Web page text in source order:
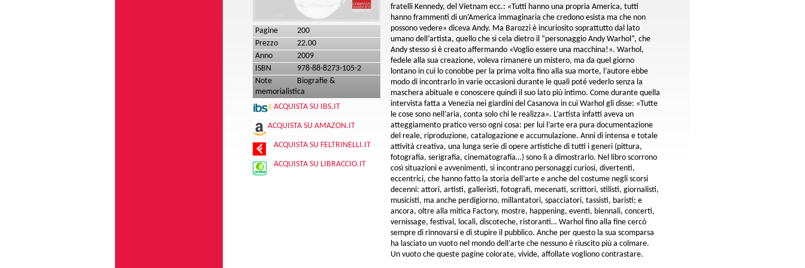
Pagine
200
Prezzo
22.00
Anno
2009
ISBN
978-88-8273-105-2
Note
Biografie &
memorialistica
ACQUISTA SU IBS.IT
ACQUISTA SU AMAZON.IT
ACQUISTA SU FELTRINELLI.IT
ACQUISTA SU LIBRACCIO.IT
fratelli Kennedy, del Vietnam ecc.: «Tutti hanno una propria America, tutti
hanno frammenti di un’America immaginaria che credono esista ma che non
possono vedere» diceva Andy. Ma Barozzi è incuriosito soprattutto dal lato
umano dell’artista, quello che si cela dietro il “personaggio Andy Warhol”, che
Andy stesso si è creato affermando «Voglio essere una macchina!». Warhol,
fedele alla sua creazione, voleva rimanere un mistero, ma da quel giorno
lontano in cui lo conobbe per la prima volta fino alla sua morte, l’autore ebbe
modo di incontrarlo in varie occasioni durante le quali poté vederlo senza la
maschera abituale e conoscere quindi il suo lato più intimo. Come durante quella
intervista fatta a Venezia nei giardini del Casanova in cui Warhol gli disse: «Tutte
le cose sono nell’aria, conta solo chi le realizza». L’artista infatti aveva un
atteggiamento pratico verso ogni cosa: per lui l’arte era pura documentazione
del reale, riproduzione, catalogazione e accumulazione. Anni di intensa e totale
attività creativa, una lunga serie di opere artistiche di tutti i generi (pittura,
fotografia, serigrafia, cinematografia…) sono lì a dimostrarlo. Nel libro scorrono
così situazioni e avvenimenti, si incontrano personaggi curiosi, divertenti,
eccentrici, che hanno fatto la storia dell’arte e anche del costume negli scorsi
decenni: attori, artisti, galleristi, fotografi, mecenati, scrittori, stilisti, giornalisti,
musicisti, ma anche perdigiorno, millantatori, spacciatori, tassisti, baristi; e
ancora, oltre alla mitica Factory, mostre, happening, eventi, biennali, concerti,
vernissage, festival, locali, discoteche, ristoranti… Warhol fino alla fine cercò
sempre di rinnovarsi e di stupire il pubblico. Anche per questo la sua scomparsa
ha lasciato un vuoto nel mondo dell’arte che nessuno è riuscito più a colmare.
Un vuoto che queste pagine colorate, vivide, affollate vogliono contrastare.